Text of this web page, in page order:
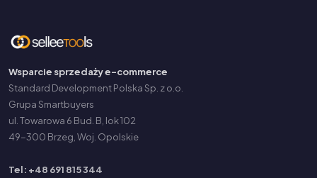
Wsparcie sprzedaży e-commerce
Standard Development Polska Sp. z o.o.
Grupa Smartbuyers
ul. Towarowa 6 Bud. B, lok 102
49-300 Brzeg, Woj. Opolskie
Tel: +48 691 815 344